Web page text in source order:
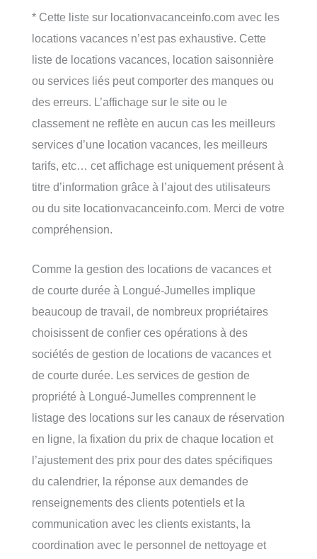
* Cette liste sur locationvacanceinfo.com avec les
locations vacances n’est pas exhaustive. Cette
liste de locations vacances, location saisonnière
ou services liés peut comporter des manques ou
des erreurs. L’affichage sur le site ou le
classement ne reflète en aucun cas les meilleurs
services d’une location vacances, les meilleurs
tarifs, etc… cet affichage est uniquement présent à
titre d’information grâce à l’ajout des utilisateurs
ou du site locationvacanceinfo.com. Merci de votre
compréhension.
Comme la gestion des locations de vacances et
de courte durée à Longué-Jumelles implique
beaucoup de travail, de nombreux propriétaires
choisissent de confier ces opérations à des
sociétés de gestion de locations de vacances et
de courte durée. Les services de gestion de
propriété à Longué-Jumelles comprennent le
listage des locations sur les canaux de réservation
en ligne, la fixation du prix de chaque location et
l’ajustement des prix pour des dates spécifiques
du calendrier, la réponse aux demandes de
renseignements des clients potentiels et la
communication avec les clients existants, la
coordination avec le personnel de nettoyage et